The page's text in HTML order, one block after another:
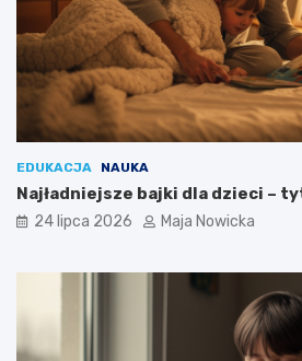
EDUKACJA NAUKA
Najładniejsze bajki dla dzieci –
24 lipca 2026 Maja Nowicka